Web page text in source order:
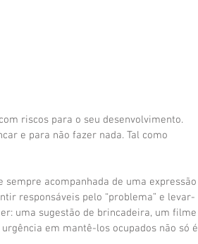
riscos para o seu desenvolvimento.
e para não fazer nada. Tal como
sempre acompanhada de uma expressão
responsáveis pelo “problema” e levar-
uma sugestão de brincadeira, um filme
em mantê-los ocupados não só é